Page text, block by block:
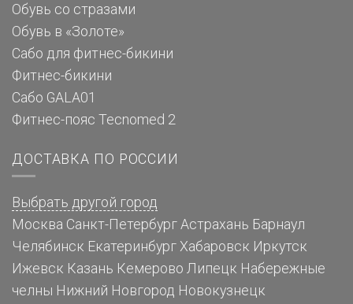
Обувь со стразами
Обувь в «Золоте»
Сабо для фитнес-бикини
Фитнес-бикини
Сабо GALA01
Фитнес-пояс Tecnomed 2
ДОСТАВКА ПО РОССИИ
Выбрать другой город
Москва Санкт-Петербург Астрахань Барнаул
Челябинск Екатеринбург Хабаровск Иркутск
Ижевск Казань Кемерово Липецк Набережные
челны Нижний Новгород Новокузнецк